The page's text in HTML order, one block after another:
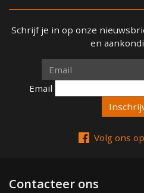
Schrijf je in op onze
en
Email
Volg ons
Contacteer ons